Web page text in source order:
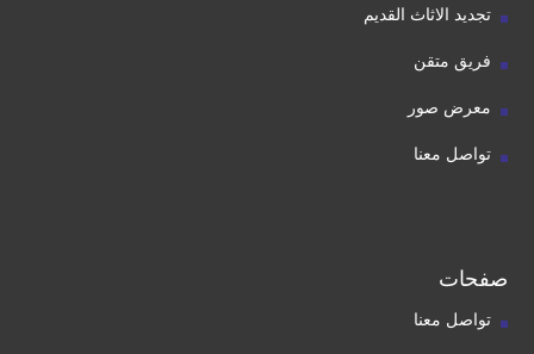
تجديد الاثاث القديم
فريق متقن
معرض صور
تواصل معنا
صفحات
تواصل معنا